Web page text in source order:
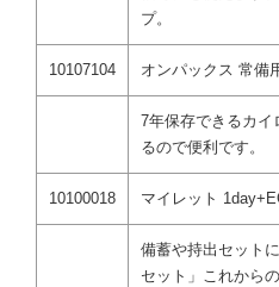
プ。
10107104 オンパックス 常備
7年保存できるカイ
るので便利です。
10100018 マイレット
備蓄や持出セット
セット」これから